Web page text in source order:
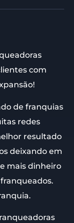
com
de franquias
redes
resultado
deixando em
mais dinheiro